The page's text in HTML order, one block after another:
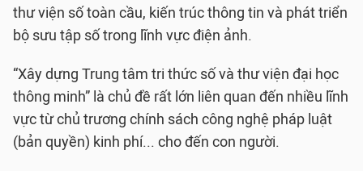
thư viện số toàn cầu, kiến trúc thông tin và phát triển
bộ sưu tập số trong lĩnh vực điện ảnh.
“Xây dựng Trung tâm tri thức số và thư viện đại học
thông minh” là chủ đề rất lớn liên quan đến nhiều lĩnh
vực từ chủ trương chính sách công nghệ pháp luật
(bản quyền) kinh phí... cho đến con người.